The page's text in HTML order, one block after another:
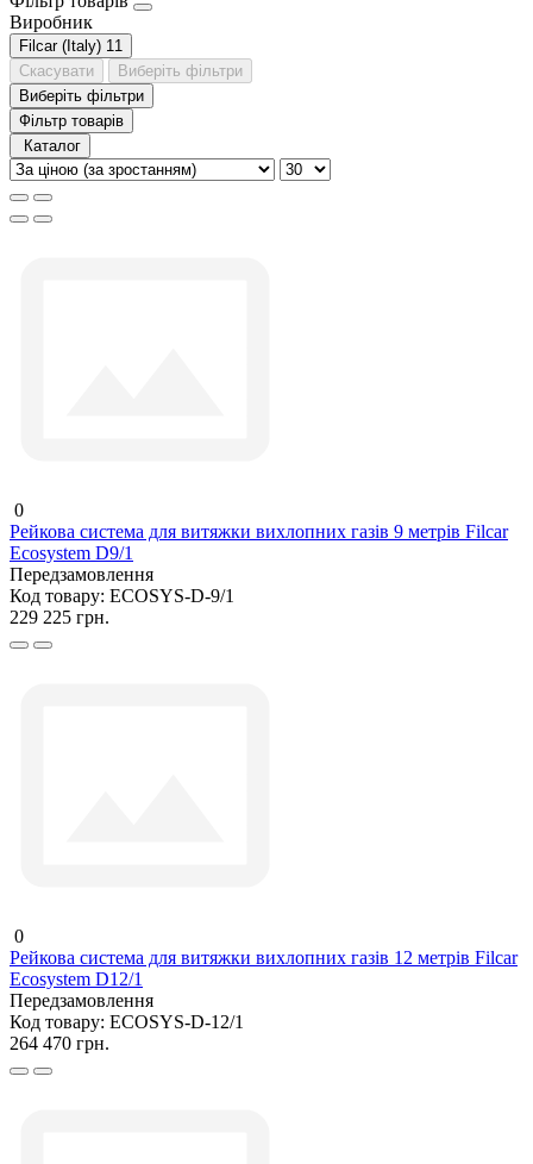
Виробник
Filcar (Italy) 11
Скасувати
Виберіть фільтри
Виберіть фільтри
Фільтр товарів
Каталог
0
Рейкова система для витяжки вихлопних газів 9 метрів Filcar
Ecosystem D9/1
Передзамовлення
Код товару: ECOSYS-D-9/1
229 225 грн.
0
Рейкова система для витяжки вихлопних газів 12 метрів Filcar
Ecosystem D12/1
Передзамовлення
Код товару: ECOSYS-D-12/1
264 470 грн.